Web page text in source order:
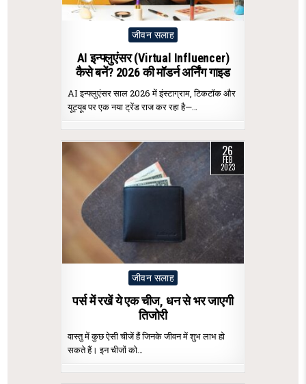
Posted
जीवन सलाह
AI इन्फ्लुएंसर (Virtual Influencer)
कैसे बनें? 2026 की मॉडर्न अर्निंग गाइड
AI इन्फ्लुएंसर साल 2026 में इंस्टाग्राम, टिकटॉक और
यूट्यूब पर एक नया ट्रेंड राज कर रहा है—…
26
FEB
2023
Posted
जीवन सलाह
पर्स में रखें ये एक चीज, धन से भर जाएगी
तिजोरी
वास्तु में कुछ ऐसी चीजें हैं जिनके जीवन में शुभ लाभ हो
सकते हैं। इन चीजों को…